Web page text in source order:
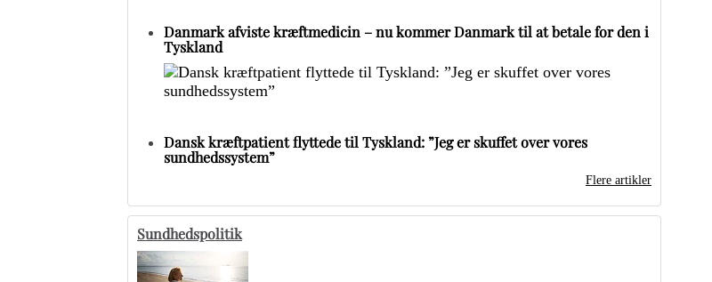
Danmark afviste kræftmedicin – nu kommer Danmark til at betale for den i
Tyskland
Dansk kræftpatient flyttede til Tyskland: ”Jeg er skuffet over vores
sundhedssystem”
Flere artikler
Sundhedspolitik